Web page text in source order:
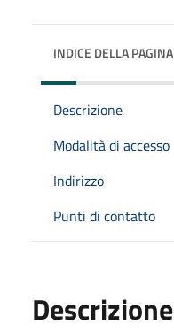
INDICE DELLA PAGINA
Descrizione
Modalità di accesso
Indirizzo
Punti di contatto
Descrizione